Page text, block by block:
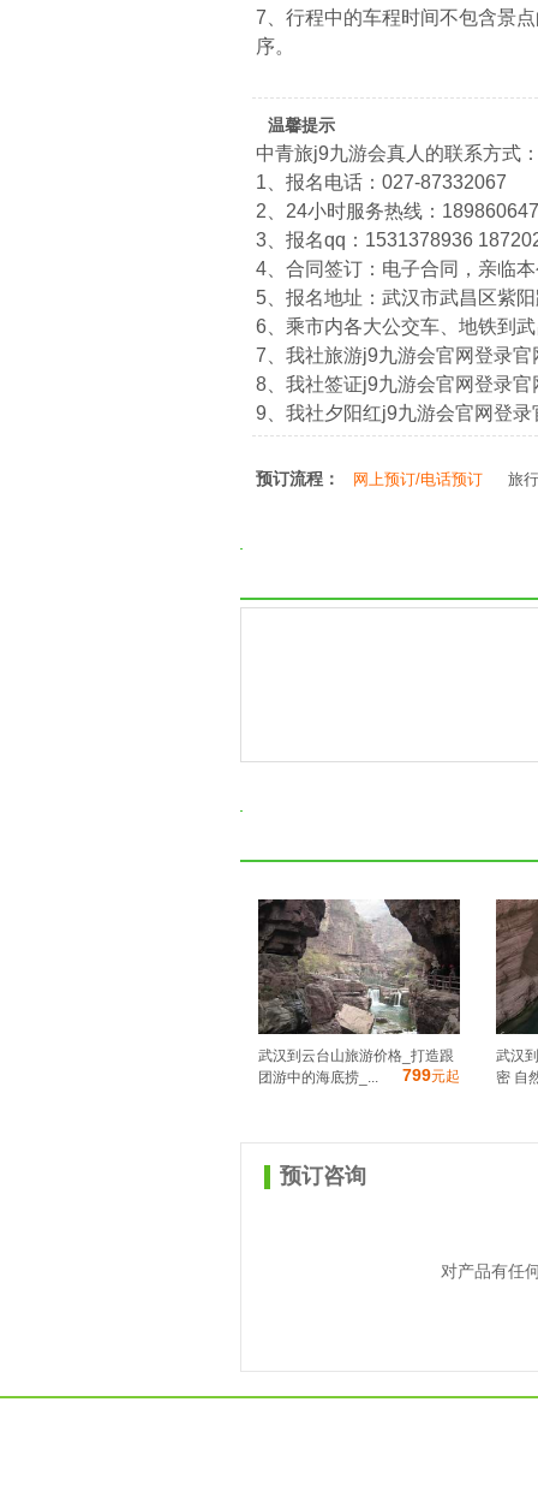
7、行程中的车程时间不包含景
序。
温馨提示
中青旅j9九游会真人的联系方式
1、报名电话：027-87332067
2、24小时服务热线：
3、报名qq：1531378936
4、合同签订：电子合同，亲临
5、报名地址：武汉市武昌区紫
6、乘市内各大公交车、地铁到
7、我社旅游j9九游会官网登录
8、我社签证j9九游会官网登录
9、我社夕阳红j9九游会官网登
预订流程： 网上预订/电话预订 旅
武汉到云台山旅游价格_打造跟
团游中的海底捞_...
799元起
武汉
密 自
预订咨询
对产品有任